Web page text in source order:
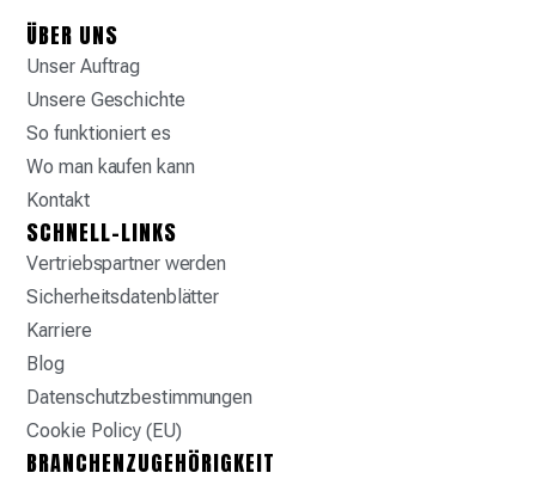
ÜBER UNS
Unser Auftrag
Unsere Geschichte
So funktioniert es
Wo man kaufen kann
Kontakt
SCHNELL-LINKS
Vertriebspartner werden
Sicherheitsdatenblätter
Karriere
Blog
Datenschutzbestimmungen
Cookie Policy (EU)
BRANCHENZUGEHÖRIGKEIT